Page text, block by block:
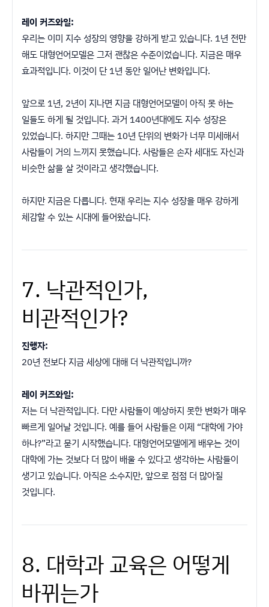
레이 커즈와일:
우리는 이미 지수 성장의 영향을 강하게 받고 있습니다. 1년 전만
해도 대형언어모델은 그저 괜찮은 수준이었습니다. 지금은 매우
효과적입니다. 이것이 단 1년 동안 일어난 변화입니다.
앞으로 1년, 2년이 지나면 지금 대형언어모델이 아직 못 하는
일들도 하게 될 것입니다. 과거 1400년대에도 지수 성장은
있었습니다. 하지만 그때는 10년 단위의 변화가 너무 미세해서
사람들이 거의 느끼지 못했습니다. 사람들은 손자 세대도 자신과
비슷한 삶을 살 것이라고 생각했습니다.
하지만 지금은 다릅니다. 현재 우리는 지수 성장을 매우 강하게
체감할 수 있는 시대에 들어왔습니다.
7. 낙관적인가,
비관적인가?
진행자:
20년 전보다 지금 세상에 대해 더 낙관적입니까?
레이 커즈와일:
저는 더 낙관적입니다. 다만 사람들이 예상하지 못한 변화가 매우
빠르게 일어날 것입니다. 예를 들어 사람들은 이제 “대학에 가야
하나?”라고 묻기 시작했습니다. 대형언어모델에게 배우는 것이
대학에 가는 것보다 더 많이 배울 수 있다고 생각하는 사람들이
생기고 있습니다. 아직은 소수지만, 앞으로 점점 더 많아질
것입니다.
8. 대학과 교육은 어떻게
바뀌는가